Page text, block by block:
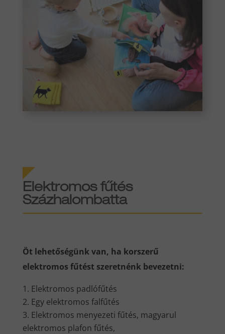
Elektromos fűtés
Százhalombatta
Öt lehetőségünk van, ha korszerű
elektromos fűtést szeretnénk bevezetni:
Elektromos padlófűtés
Egy elektromos falfűtés
Elektromos menyezeti fűtés, magyarul
elektromos plafon fűtés,